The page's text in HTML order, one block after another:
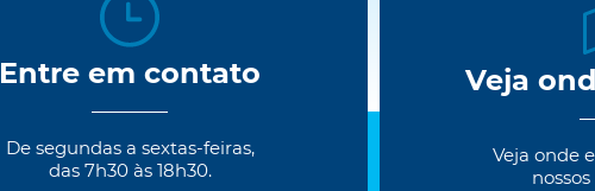
Entre em contato
De segundas a sextas-feiras,
das 7h30 às 18h30.
Veja
Veja onde